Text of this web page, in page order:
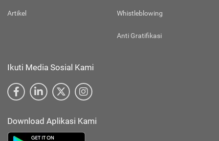
Artikel Whistleblowing
Anti Gratifikasi
Ikuti Media Sosial Kami
Download Aplikasi Kami